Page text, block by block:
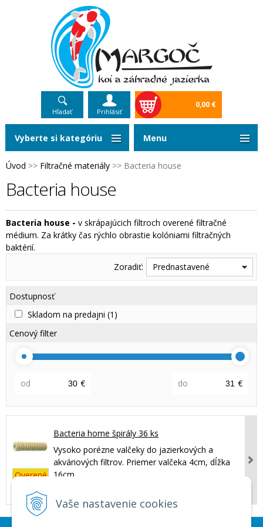
Vaše nastavenie cookies
Hľadať Prihlásiť
0,00 €
Úvod >> Filtračné materiály >> Bacteria house
Bacteria house
Bacteria house - v skrápajúcich filtroch overené filtračné
médium. Za krátky čas rýchlo obrastie kolóniami filtračných
baktérií.
Zoradiť:
Prednastavené
Dostupnosť
Skladom na predajni (1)
Cenový filter
od € do €
Overené
Bacteria home špirály 36 ks
Vysoko porézne valčeky do jazierkových a
akváriových filtrov. Priemer valčeka 4cm, dĺžka
16cm
Vyberte si kategóriu Menu